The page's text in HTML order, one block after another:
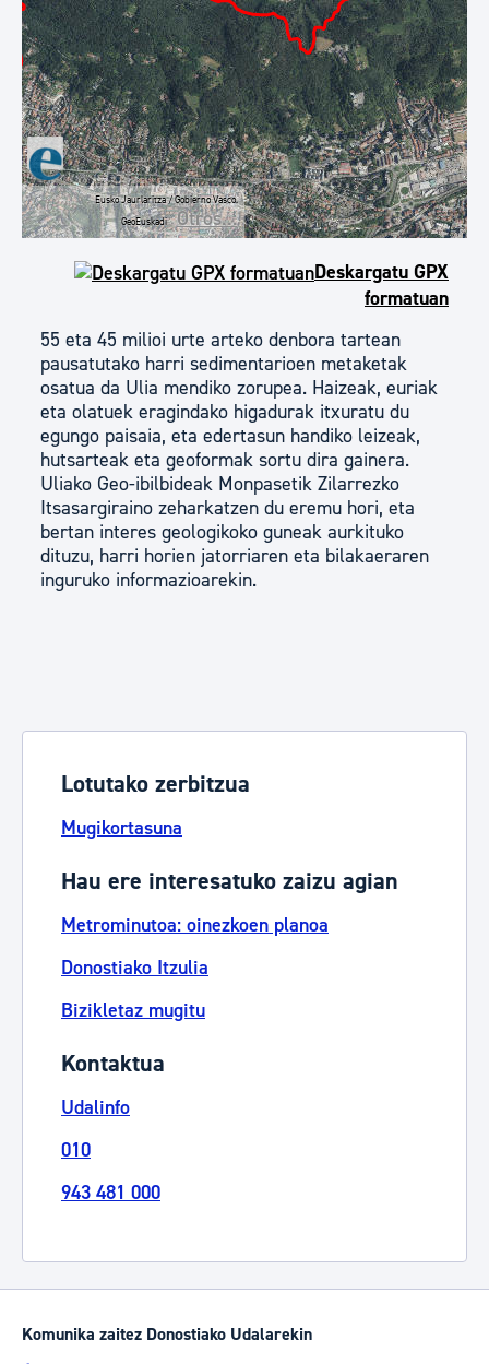
Eusko Jaurlaritza / Gobierno Vasco.
GeoEuskadi
Otros...
Ver localización en GoogleMaps
Deskargatu GPX
formatuan
55 eta 45 milioi urte arteko denbora tartean
pausatutako harri sedimentarioen metaketak
osatua da Ulia mendiko zorupea. Haizeak, euriak
eta olatuek eragindako higadurak itxuratu du
egungo paisaia, eta edertasun handiko leizeak,
hutsarteak eta geoformak sortu dira gainera.
Uliako Geo-ibilbideak Monpasetik Zilarrezko
Itsasargiraino zeharkatzen du eremu hori, eta
bertan interes geologikoko guneak aurkituko
dituzu, harri horien jatorriaren eta bilakaeraren
inguruko informazioarekin.
Lotutako zerbitzua
Mugikortasuna
Hau ere interesatuko zaizu agian
Metrominutoa: oinezkoen planoa
Donostiako Itzulia
Bizikletaz mugitu
Kontaktua
Udalinfo
010
943 481 000
Komunika zaitez Donostiako Udalarekin